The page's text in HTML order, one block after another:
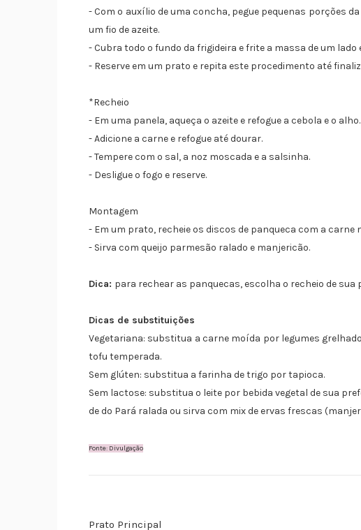
- Com o auxílio de uma concha, pegue pequenas porções
um fio de azeite.
- Cubra todo o fundo da frigideira e frite a massa de um lado
- Reserve em um prato e repita este procedimento até
*Recheio
- Em uma panela, aqueça o azeite e refogue a cebola e o alho.
- Adicione a carne e refogue até dourar.
- Tempere com o sal, a noz moscada e a salsinha.
- Desligue o fogo e reserve.
Montagem
- Em um prato, recheie os discos de panqueca com a carne
- Sirva com queijo parmesão ralado e manjericão.
Dica: para rechear as panquecas, escolha o recheio de sua
Dicas de substituições
Vegetariana: substitua a carne moída por legumes
tofu temperada.
Sem glúten: substitua a farinha de trigo por tapioca.
Sem lactose: substitua o leite por bebida vegetal de sua
de do Pará ralada ou sirva com mix de ervas frescas
Fonte: Divulgação
Prato Principal